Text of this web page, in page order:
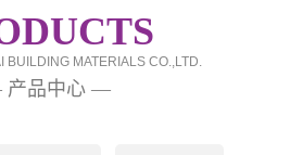
关于我们
联系我们
BUILDING MATERIALS CO.,LTD.
品中心 —